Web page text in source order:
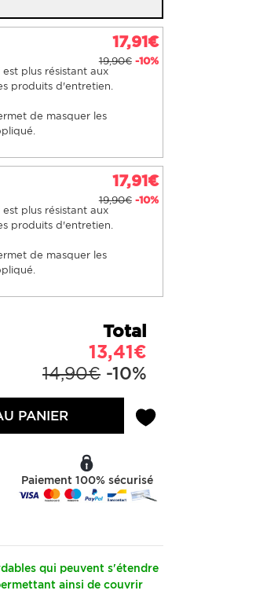
17,91€
19,90€ -10%
plus résistant aux
produits d'entretien.
de masquer les
17,91€
19,90€ -10%
plus résistant aux
produits d'entretien.
de masquer les
Total
13,41€
14,90€ -10%
PANIER
Paiement 100% sécurisé
qui peuvent s'étendre
ainsi de couvrir